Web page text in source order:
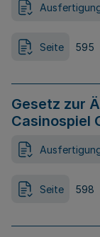
Seite 595
Gesetz zur
Casinospiel
Seite 598